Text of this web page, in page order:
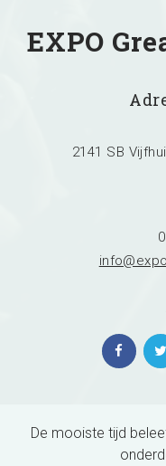
EXPO
2141 SB
De mooiste tijd